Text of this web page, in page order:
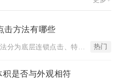
击方法有哪些
开心消消乐1375关主流点击方法分为底层连锁点击、特效交换点... 热门
积是否与外观相符